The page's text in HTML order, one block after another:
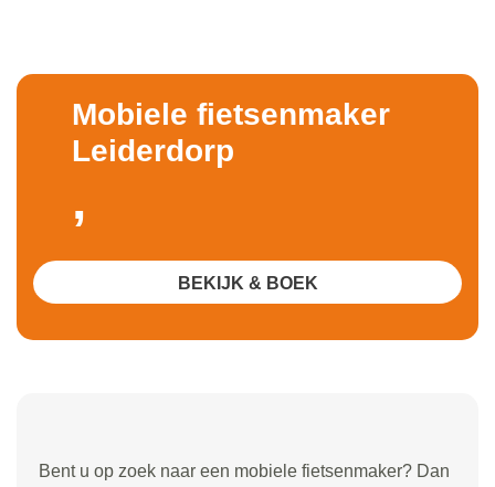
Bent u op zoek naar een mobiele fietsenmaker? Dan
Mobiele fietsenmaker
Leiderdorp
,
BEKIJK & BOEK